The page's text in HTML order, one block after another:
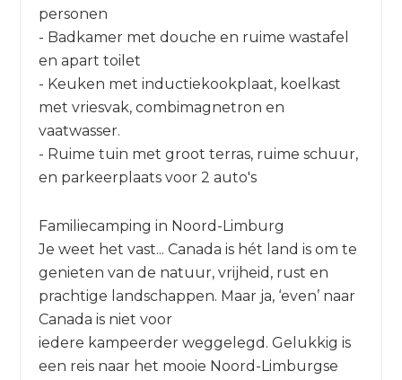
personen
- Badkamer met douche en ruime wastafel
en apart toilet
- Keuken met inductiekookplaat, koelkast
met vriesvak, combimagnetron en
vaatwasser.
- Ruime tuin met groot terras, ruime schuur,
en parkeerplaats voor 2 auto's
Familiecamping in Noord-Limburg
Je weet het vast... Canada is hét land is om te
genieten van de natuur, vrijheid, rust en
prachtige landschappen. Maar ja, ‘even’ naar
Canada is niet voor
iedere kampeerder weggelegd. Gelukkig is
een reis naar het mooie Noord-Limburgse